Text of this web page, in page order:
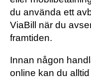
du använda ett
ViaBill när du
framtiden.
Innan någon
online kan du